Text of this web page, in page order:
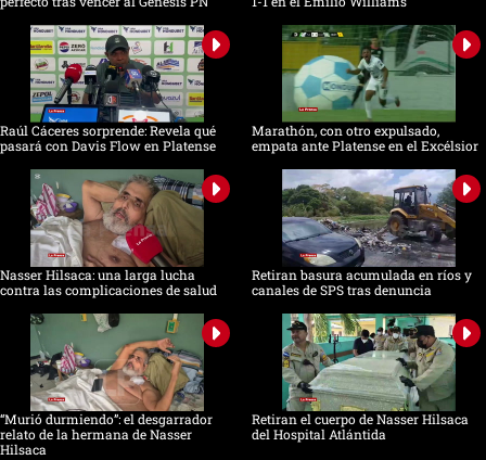
Raúl Cáceres sorprende: Revela qué
pasará con Davis Flow en Platense
Marathón, con otro expulsado,
empata ante Platense en el Excélsior
Nasser Hilsaca: una larga lucha
contra las complicaciones de salud
Retiran basura acumulada en ríos y
canales de SPS tras denuncia
“Murió durmiendo”: el desgarrador
relato de la hermana de Nasser
Hilsaca
Retiran el cuerpo de Nasser Hilsaca
del Hospital Atlántida